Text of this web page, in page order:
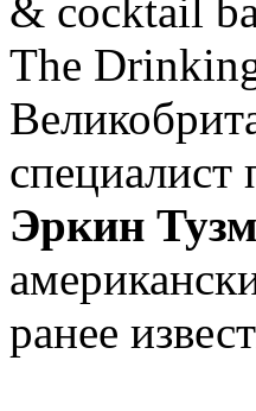
& cocktail
The
Эркин
ранее